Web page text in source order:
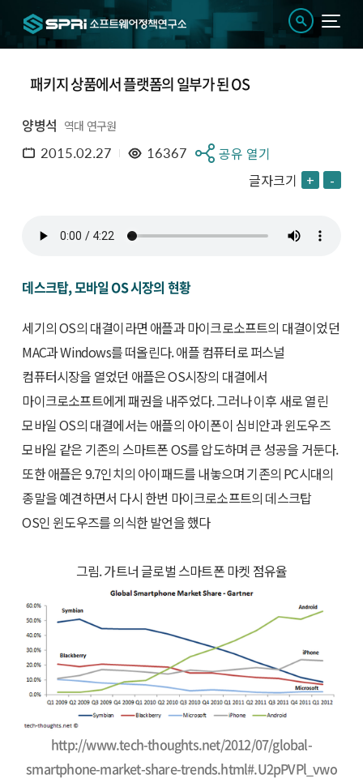
패키지 상품에서 플랫폼의 일부가 된 OS
양병석 역대 연구원
2015.02.27 16367
공유 열기
글자크기 + -
데스크탑, 모바일 OS 시장의 현황
세기의 OS의 대결이라면 애플과 마이크로소프트의 대결이었던
MAC과 Windows를 떠올린다. 애플 컴퓨터로 퍼스널
컴퓨터시장을 열었던 애플은 OS시장의 대결에서
마이크로소프트에게 패권을 내주었다. 그러나 이후 새로 열린
모바일 OS의 대결에서는 애플의 아이폰이 심비안과 윈도우즈
모바일 같은 기존의 스마트폰 OS를 압도하며 큰 성공을 거둔다.
또한 애플은 9.7인치의 아이패드를 내놓으며 기존의 PC시대의
종말을 예견하면서 다시 한번 마이크로소프트의 데스크탑
OS인 윈도우즈를 의식한 발언을 했다
그림. 가트너 글로벌 스마트폰 마켓 점유율
http://www.tech-thoughts.net/2012/07/global-
smartphone-market-share-trends.html#.U2pPVPl_vwo